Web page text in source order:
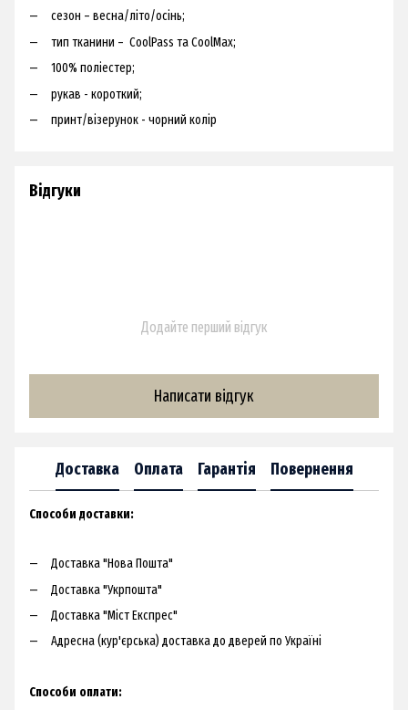
сезон – весна/літо/осінь;
тип тканини – CoolPass та CoolMax;
100% поліестер;
рукав - короткий;
принт/візерунок - чорний колір
Відгуки
Додайте перший відгук
Написати відгук
Доставка Оплата Гарантія Повернення
Способи доставки:​
Доставка "Нова Пошта"
Доставка "Укрпошта"
Доставка "Міст Експрес"
Адресна (кур'єрська) доставка до дверей по Україні​
Способи оплати: